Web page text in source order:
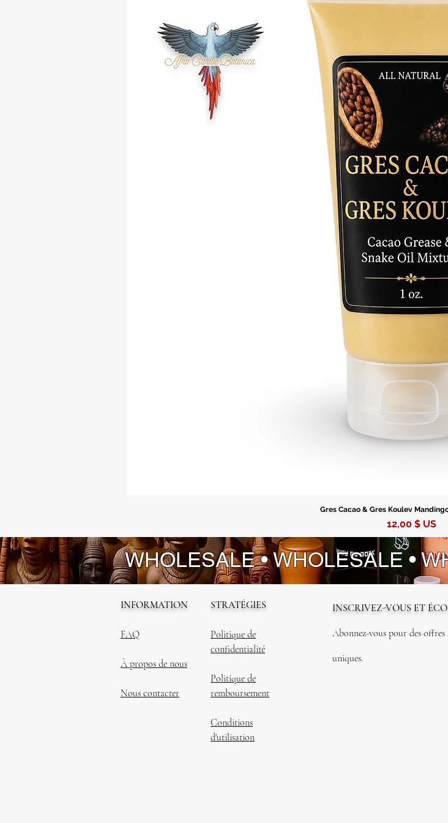
Gres Cacao & Gres Koulev
Prix
12,00 $ US
WHOLESALE • WHOLESALE •
INFORMATION
FAQ
À propos de nous
Nous contacter
STRATÉGIES
Politique de
confidentialité
Politique de
remboursement
Conditions
d'utilisation
INSCRIVEZ-VOUS ET
Abonnez-vous pour des offres
uniques.